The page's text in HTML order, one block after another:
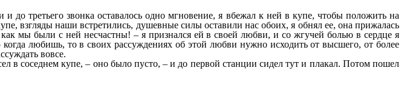
третьего звонка оставалось одно мгновение, я вбежал к ней в купе, чтобы положить на
взгляды наши встретились, душевные силы оставили нас обоих, я обнял ее, она прижалась
мы были с ней несчастны! – я признался ей в своей любви, и со жгучей болью в сердце я
любишь, то в своих рассуждениях об этой любви нужно исходить от высшего, от более
вовсе.
в соседнем купе, – оно было пусто, – и до первой станции сидел тут и плакал. Потом пошел